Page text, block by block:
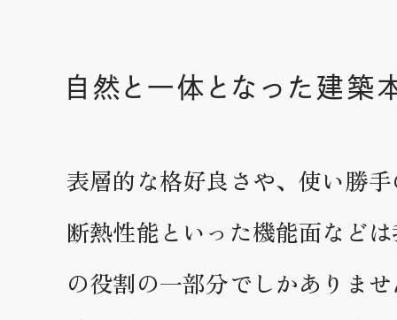
自然と一体となった建築
表層的な格好良さや、使い勝
断熱性能といった機能面など
の役割の一部分でしかありま